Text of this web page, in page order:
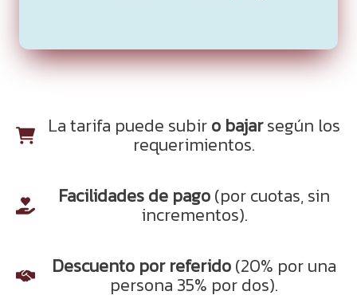
La tarifa puede subiro bajarsegún los
requerimientos.
Facilidades de pago(por cuotas, sin
incrementos).
Descuento por referido(20% por una
persona 35% por dos).